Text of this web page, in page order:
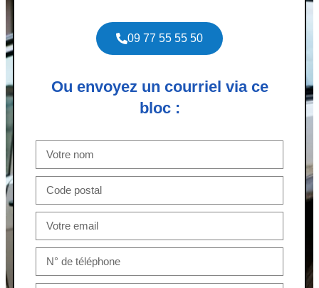
09 77 55 55 50
Ou envoyez un courriel via ce
bloc :